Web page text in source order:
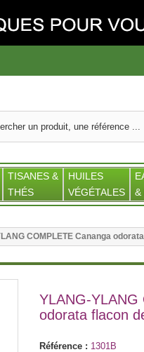
TISANES &
THÉS
HUILES
VÉGÉTALES
&
COMPLETE Cananga
YLANG-YLANG
odorata flacon
Référence : 1301B